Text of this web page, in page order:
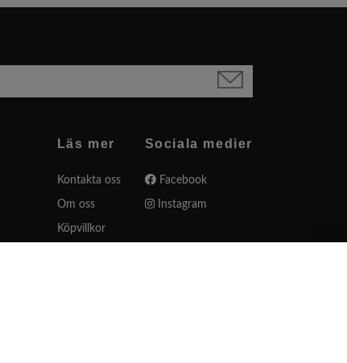
Läs mer
Kontakta oss
Om oss
Köpvillkor
Sociala medier
Facebook
Instagram